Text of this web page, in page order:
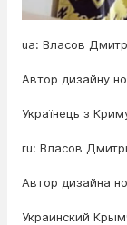
ua: Власов
Автор дизайну
Українець з
ru: Власов
Автор дизайна
Украинский